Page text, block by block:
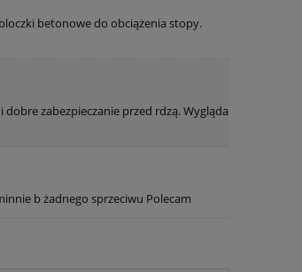
betonowe do obciążenia stopy.
zabezpieczanie przed rdzą. Wygląda
b żadnego sprzeciwu Polecam